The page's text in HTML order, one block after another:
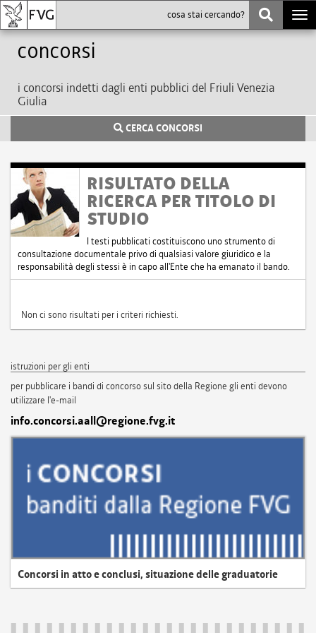
Concorsi
i concorsi indetti dagli enti pubblici del Friuli Venezia
Giulia
CERCA CONCORSI
RISULTATO DELLA
RICERCA PER TITOLO DI
STUDIO
I testi pubblicati costituiscono uno strumento di
consultazione documentale privo di qualsiasi valore giuridico e la
responsabilità degli stessi è in capo all'Ente che ha emanato il bando.
Non ci sono risultati per i criteri richiesti.
istruzioni per gli enti
per pubblicare i bandi di concorso sul sito della Regione gli enti devono
utilizzare l'e-mail
info.concorsi.aall@regione.fvg.it
Concorsi in atto e conclusi, situazione delle graduatorie